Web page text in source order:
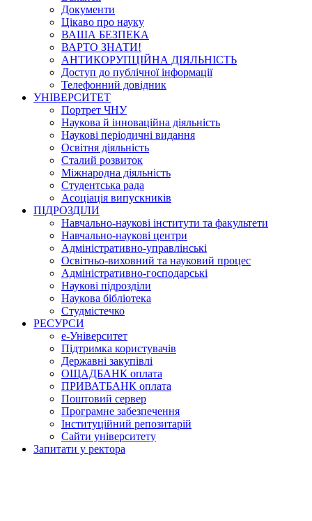
Документи
Цікаво про науку
ВАША БЕЗПЕКА
ВАРТО ЗНАТИ!
АНТИКОРУПЦІЙНА ДІЯЛЬНІСТЬ
Доступ до публічної інформації
Телефонний довідник
УНІВЕРСИТЕТ
Портрет ЧНУ
Наукова й інноваційна діяльність
Наукові періодичні видання
Освітня діяльність
Сталий розвиток
Міжнародна діяльність
Студентська рада
Асоціація випускників
ПІДРОЗДІЛИ
Навчально-наукові інститути та факультети
Навчально-наукові центри
Адміністративно-управлінські
Освітньо-виховний та науковий процес
Адміністративно-господарські
Наукові підрозділи
Наукова бібліотека
Студмістечко
РЕСУРСИ
е-Університет
Підтримка користувачів
Державні закупівлі
ОЩАДБАНК оплата
ПРИВАТБАНК оплата
Поштовий сервер
Програмне забезпечення
Інституційний репозитарій
Сайти університету
Запитати у ректора